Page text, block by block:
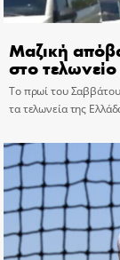
Μαζική
στο
Το πρωί του
τα τελωνεία της